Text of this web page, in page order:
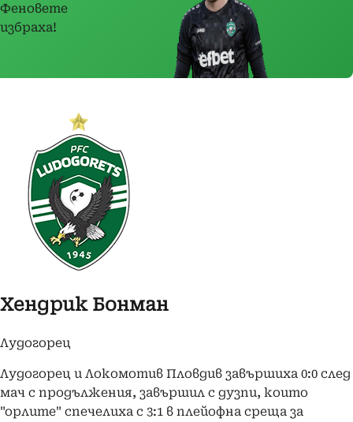
Феновете
избраха!
Хендрик Бонман
Лудогорец
Лудогорец и Локомотив Пловдив завършиха 0:0 след
мач с продължения, завършил с дузпи, които
"орлите" спечелиха с 3:1 в плейофна среща за